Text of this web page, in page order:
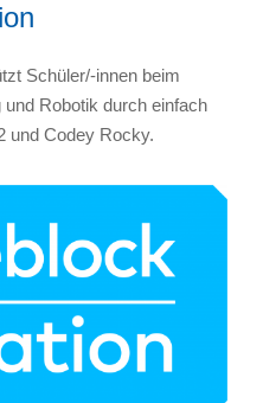
Schüler/-innen beim
Robotik durch einfach
und Codey Rocky.